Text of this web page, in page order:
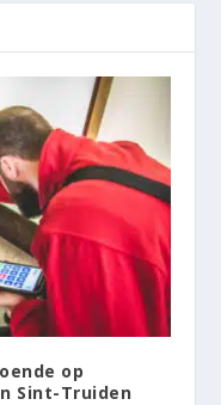
op
Sint-Truiden